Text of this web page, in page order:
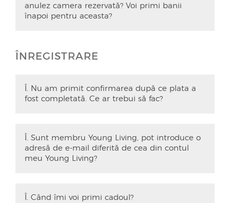
anulez camera rezervată? Voi primi banii
înapoi pentru aceasta?
ÎNREGISTRARE
Î. Nu am primit confirmarea după ce plata a
fost completată. Ce ar trebui să fac?
Î. Sunt membru Young Living, pot introduce o
adresă de e-mail diferită de cea din contul
meu Young Living?
Î. Când îmi voi primi cadoul?